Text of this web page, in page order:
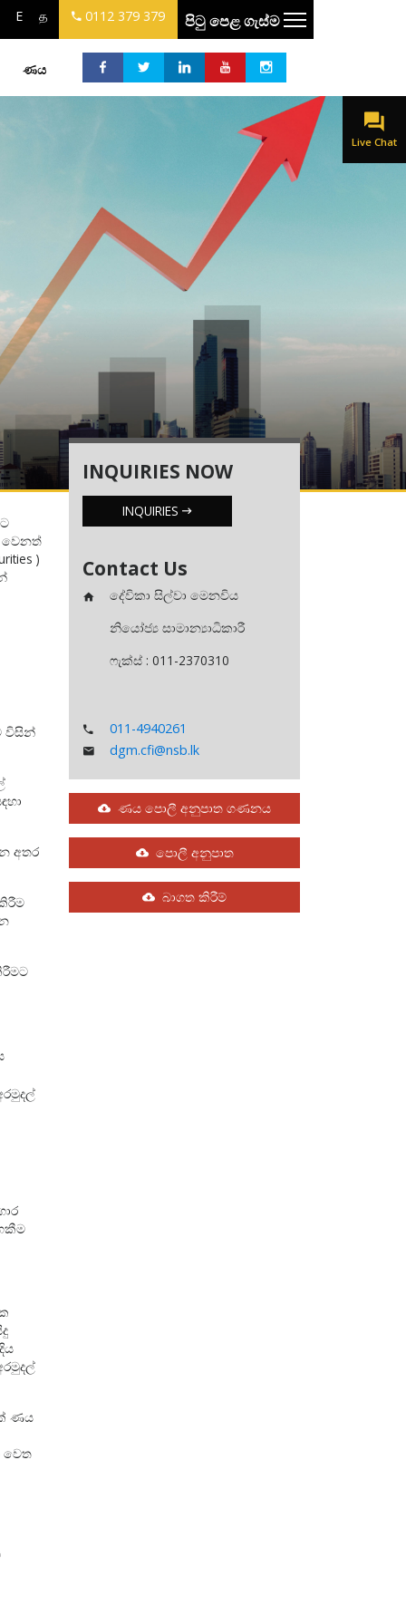
E த 0112 379 379 පිටු පෙළ ගැස්ම
ණය
Live Chat
වෙනත්
)
විසින්
අතර
ණය
වෙත
INQUIRIES NOW
INQUIRIES
Contact Us
දේවිකා සිල්වා මෙනවිය
නියෝජ්‍ය සාමාන්‍යාධිකාරී
ෆැක්ස් : 011-2370310
011-4940261
dgm.cfi@nsb.lk
ණය පොලී අනුපාත ගණනය
පොලී අනුපාත
බාගත කිරීම්